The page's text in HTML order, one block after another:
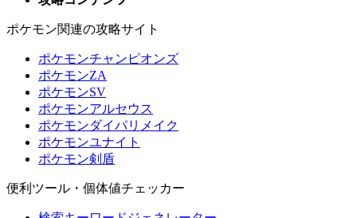
ポケモン関連の攻略サイト
ポケモンチャンピオンズ
ポケモンZA
ポケモンSV
ポケモンアルセウス
ポケモンダイパリメイク
ポケモンユナイト
ポケモン剣盾
便利ツール・個体値チェッカー